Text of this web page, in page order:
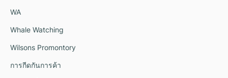
WA
Whale Watching
Wilsons Promontory
การกีดกันการค้า